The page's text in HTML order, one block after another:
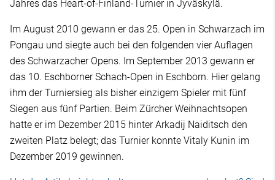
Jahres das Heart-of-Finland-Turnier in Jyväskylä.
Im August 2010 gewann er das 25. Open in Schwarzach im
Pongau und siegte auch bei den folgenden vier Auflagen
des Schwarzacher Opens. Im September 2013 gewann er
das 10. Eschborner Schach-Open in Eschborn. Hier gelang
ihm der Turniersieg als bisher einzigem Spieler mit fünf
Siegen aus fünf Partien. Beim Zürcher Weihnachtsopen
hatte er im Dezember 2015 hinter Arkadij Naiditsch den
zweiten Platz belegt; das Turnier konnte Vitaly Kunin im
Dezember 2019 gewinnen.